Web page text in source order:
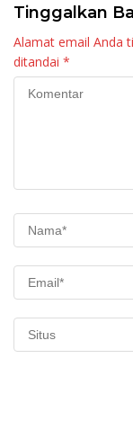
Tinggalkan
Alamat email Anda
ditandai *